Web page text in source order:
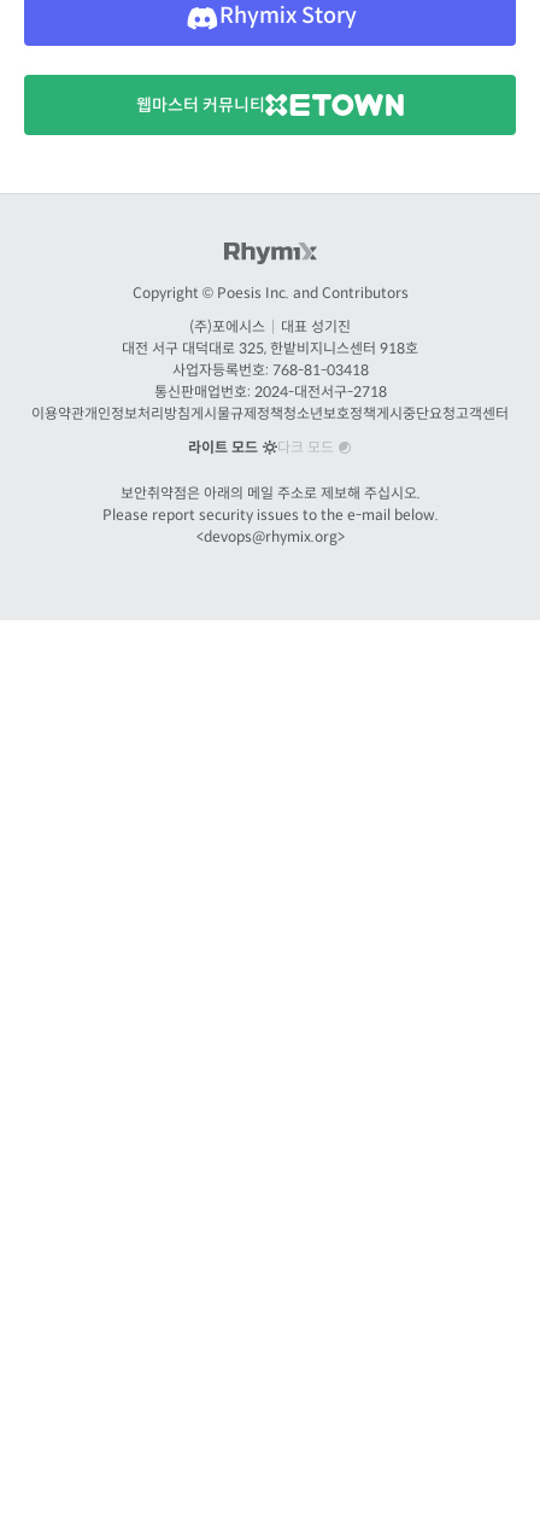
Rhymix Story
웹마스터 커뮤니티
Copyright © Poesis Inc. and Contributors
(주)포에시스 | 대표 성기진
대전 서구 대덕대로 325, 한밭비지니스센터 918호
사업자등록번호: 768-81-03418
통신판매업번호: 2024-대전서구-2718
이용약관개인정보처리방침게시물규제정책청소년보호정책게시중단요청고객센터
라이트 모드
다크 모드
보안취약점은 아래의 메일 주소로 제보해 주십시오.
Please report security issues to the e-mail below.
<devops@rhymix.org>